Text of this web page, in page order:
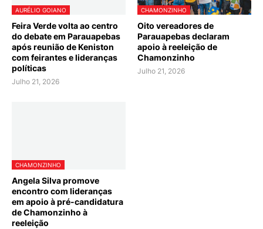
AURÉLIO GOIANO
Feira Verde volta ao centro
do debate em Parauapebas
após reunião de Keniston
com feirantes e lideranças
políticas
Julho 21, 2026
CHAMONZINHO
Oito vereadores de
Parauapebas declaram
apoio à reeleição de
Chamonzinho
Julho 21, 2026
CHAMONZINHO
Angela Silva promove
encontro com lideranças
em apoio à pré-candidatura
de Chamonzinho à
reeleição